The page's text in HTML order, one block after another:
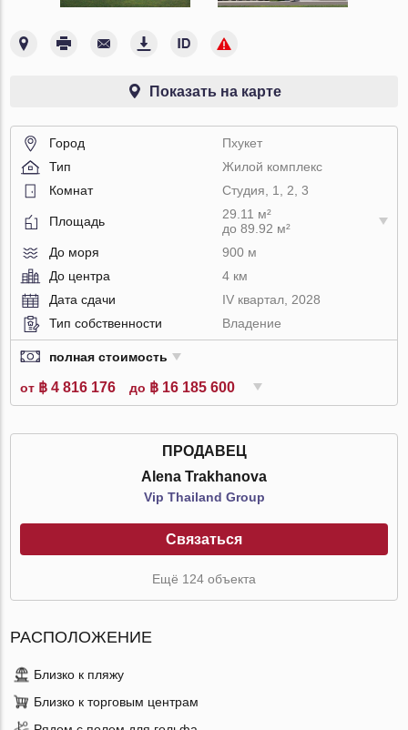
Показать на карте
Город
Пхукет
Тип
Жилой комплекс
Комнат
Студия, 1, 2, 3
Площадь
29.11 м²
до 89.92 м²
До моря
900 м
До центра
4 км
Дата сдачи
IV квартал, 2028
Тип собственности
Владение
полная стоимость
от ฿ 4 816 176 до ฿ 16 185 600
ПРОДАВЕЦ
Alena Trakhanova
Vip Thailand Group
Связаться
Ещё 124 объекта
РАСПОЛОЖЕНИЕ
Близко к пляжу
Близко к торговым центрам